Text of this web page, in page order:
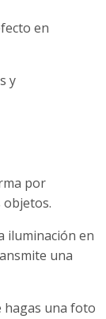
en
por
iluminación en
una
hagas una foto